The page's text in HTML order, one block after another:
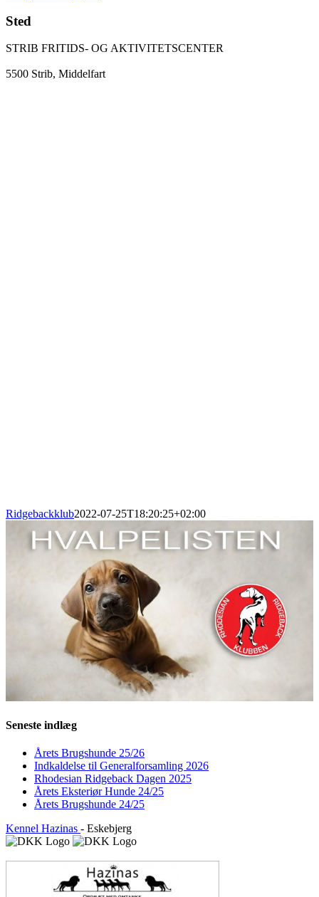
Sted
STRIB FRITIDS- OG AKTIVITETS­CENTER
5500 Strib, Middelfart
Ridgebackklub2022-07-25T18:20:25+02:00
Seneste indlæg
Årets Brugshunde 25/26
Indkaldelse til Generalforsamling 2026
Rhodesian Ridgeback Dagen 2025
Årets Eksteriør Hunde 24/25
Årets Brugshunde 24/25
Kennel Hazinas - Eskebjerg